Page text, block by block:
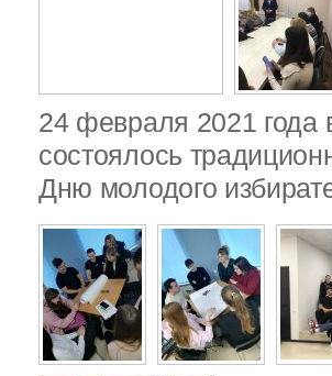
24 февраля 2021 года
состоялось
Дню молодого